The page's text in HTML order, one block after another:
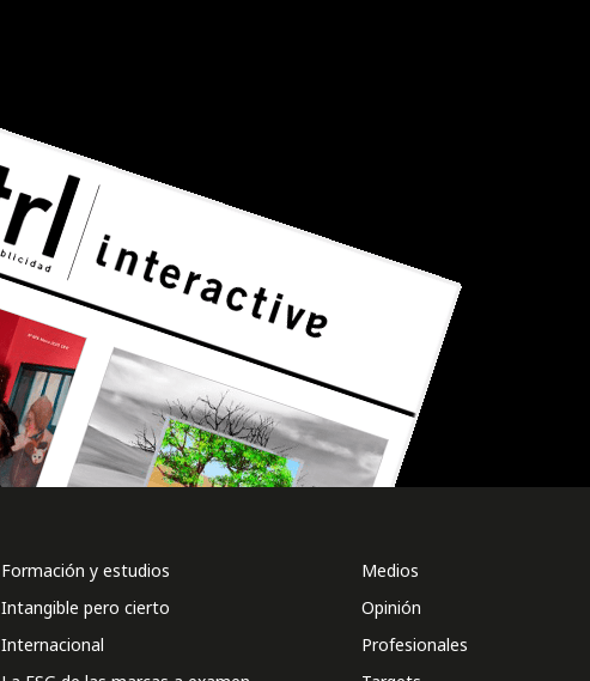
Formación y estudios
Intangible pero cierto
Internacional
Medios
Opinión
Profesionales